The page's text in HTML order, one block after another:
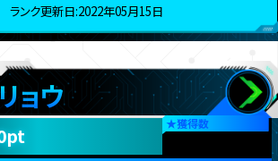
ランク更新日:2022年05月15日
ョウ
★獲得数